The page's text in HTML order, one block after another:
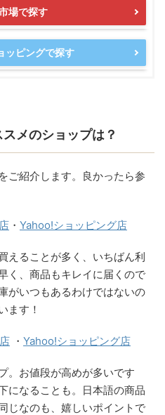
場で探す
ッピングで探す
メのショップは？
ご紹介します。良かったら参
・ Yahoo!ショッピング店
えることが多く、いちばん利
く、商品もキレイに届くので
がいつもあるわけではないの
ます！
・ Yahoo!ショッピング店
。お値段が高めが多いです
になることも。日本語の商品
じなのも、嬉しいポイントで